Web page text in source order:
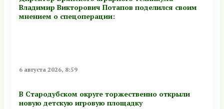
Владимир Викторович Потапов поделился своим
мнением о спецоперации:
6 августа 2026, 8:59
В Стародубском округе торжественно открыли
новую детскую игровую площадку